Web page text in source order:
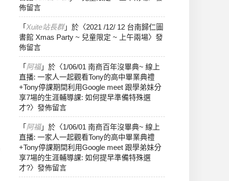
佈留言
「 Xuite站長群」於〈2021 /12/ 12 台南歸仁圖
書館 Xmas Party ~ 兒童限定 ~ 上午兩場〉發
佈留言
「 阿福」於〈1/06/01 南商百年沒畢典~ 線上
直播: 一家人一起觀看Tony的高中畢業典禮
+Tony停課期間利用Google meet 跟學弟妹分
享7場的生涯輔導課: 如何提早準備特殊選
才?〉發佈留言
「 阿福」於〈1/06/01 南商百年沒畢典~ 線上
直播: 一家人一起觀看Tony的高中畢業典禮
+Tony停課期間利用Google meet 跟學弟妹分
享7場的生涯輔導課: 如何提早準備特殊選
才?〉發佈留言